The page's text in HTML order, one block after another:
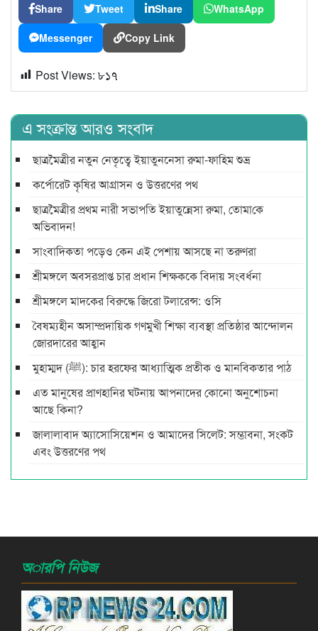
Share Tweet Share WhatsApp
Messenger Copy Link
Post Views: ৮১৭
এ সংক্রান্ত আরও সংবাদ
ছাত্রমৈত্রীর নতুন নেতৃত্বে ইয়াতুননেসা রুমা-ফাহিম শুভ্র
কর্পোরেট কৃষির আগ্রাসন ও উত্তরণের পথ
ছাত্রমৈত্রীর প্রথম নারী সভাপ‌তি ইয়াতুন্নেসা রুমা, তোমা‌কে
অ‌ভিবাদন!
সাংবাদিকতা পড়েও কেন এই পেশায় আসছে না তরুণরা
শ্রীমঙ্গলে অবসরপ্রাপ্ত চার প্রধান শিক্ষককে বিদায় সংবর্ধনা
শ্রীমঙ্গলে মাদকের বিরুদ্ধে জিরো টলারেন্স: ওসি
বৈষম্যহীন অসাম্প্রদায়িক গণমুখী শিক্ষা ব্যবস্থা প্রতিষ্ঠার আন্দোলন
জোরদারের আহ্বান
মুহাম্মদ (ﷺ): চার হরফের আধ্যাত্মিক প্রতীক ও মানবিকতার পাঠ
এত মানুষের প্রাণহানির ঘটনায় আপনাদের কোনো অনুশোচনা
আছে কিনা?
জালালাবাদ অ্যাসোসিয়েশন ও আমাদের সিলেট: সম্ভাবনা, সংকট
এবং উত্তরণের পথ
অারপি নিউজ